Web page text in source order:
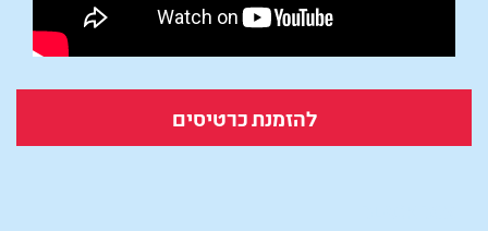
להזמנת כרטיסים